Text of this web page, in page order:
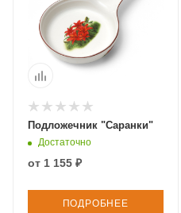
Подложечник "Саранки"
Достаточно
от 1 155 ₽
ПОДРОБНЕЕ